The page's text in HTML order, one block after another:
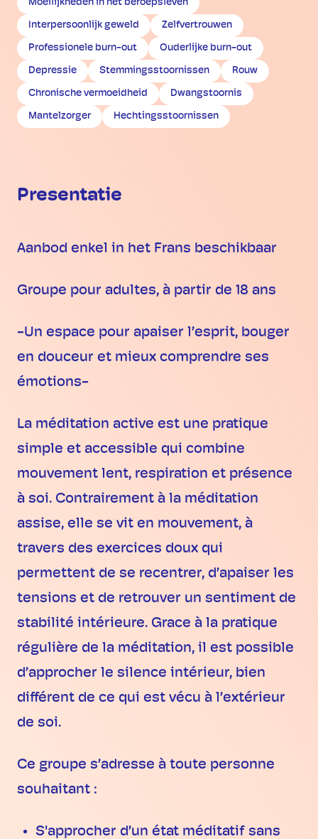
Moeilijkheden in het beroepsleven
Interpersoonlijk geweld Zelfvertrouwen
Professionele burn-out Ouderlijke burn-out
Depressie Stemmingsstoornissen Rouw
Chronische vermoeidheid Dwangstoornis
Mantelzorger Hechtingsstoornissen
Presentatie
Aanbod enkel in het Frans beschikbaar
Groupe pour adultes, à partir de 18 ans
-Un espace pour apaiser l’esprit, bouger
en douceur et mieux comprendre ses
émotions-
La méditation active est une pratique
simple et accessible qui combine
mouvement lent, respiration et présence
à soi. Contrairement à la méditation
assise, elle se vit en mouvement, à
travers des exercices doux qui
permettent de se recentrer, d’apaiser les
tensions et de retrouver un sentiment de
stabilité intérieure. Grace à la pratique
régulière de la méditation, il est possible
d’approcher le silence intérieur, bien
différent de ce qui est vécu à l’extérieur
de soi.
Ce groupe s’adresse à toute personne
souhaitant :
S'approcher d’un état méditatif sans